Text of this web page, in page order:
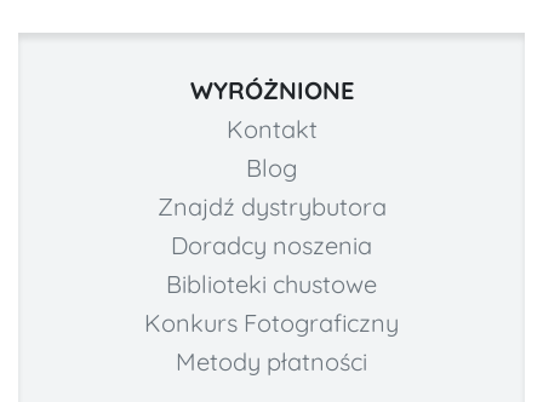
WYRÓŻNIONE
Kontakt
Blog
Znajdź dystrybutora
Doradcy noszenia
Biblioteki chustowe
Konkurs Fotograficzny
Metody płatności